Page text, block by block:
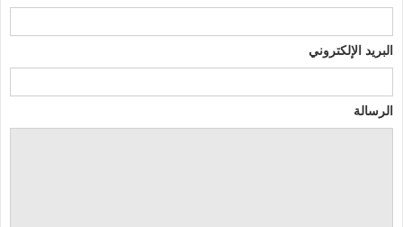
البريد الإلكتروني
الرسالة